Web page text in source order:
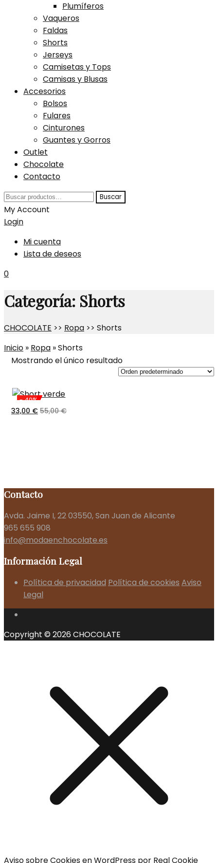
Plumíferos
Vaqueros
Faldas
Shorts
Jerseys
Camisetas y Tops
Camisas y Blusas
Accesorios
Bolsos
Fulares
Cinturones
Guantes y Gorros
Outlet
Chocolate
Contacto
Buscar
por:
Buscar
My Account
Login
Mi cuenta
Lista de deseos
0
Categoría: Shorts
CHOCOLATE >> Ropa >> Shorts
Inicio » Ropa »Shorts
Mostrando el único resultado
- 40%
33,00 € 55,00€
Contacto
Avda. Jaime I, 22 03550, San Juan de Alicante
965 655 908
info@modaenchocolate.es
Información Legal
Política de privacidad Política de cookies Aviso
Legal
Copyright © 2026 CHOCOLATE
Aviso sobre Cookies en WordPress por Real Cookie